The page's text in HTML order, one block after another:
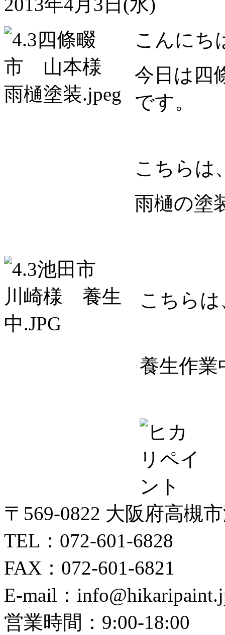
2013年4月3日(水)
こんにち
今日は四
です。
こちらは
雨樋の塗
こちら
養生作業
〒569-0822 大阪府高槻
TEL：072-601-6828
FAX：072-601-6821
E-mail：
営業時間：9:00-18:00